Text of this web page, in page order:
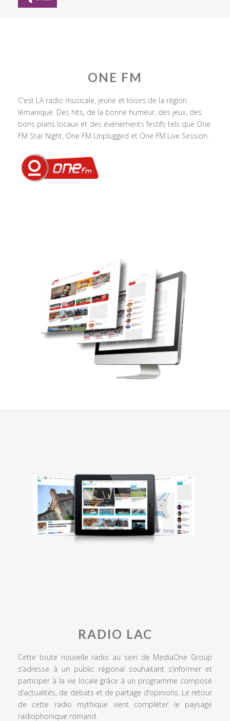
ONE FM
C’est LA radio musicale, jeune et loisirs de la région
lémanique. Des hits, de la bonne humeur, des jeux, des
bons plans locaux et des événements festifs tels que One
FM Star Night, One FM Unplugged et One FM Live Session.
RADIO LAC
Cette toute nouvelle radio au sein de MediaOne Group
s’adresse à un public régional souhaitant s’informer et
participer à la vie locale grâce à un programme composé
d’actualités, de débats et de partage d’opinions. Le retour
de cette radio mythique vient compléter le paysage
radiophonique romand.